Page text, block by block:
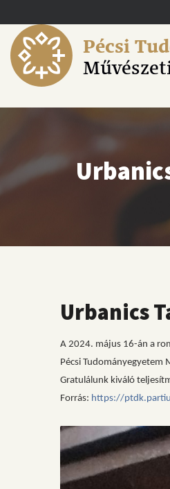
a
tartalomra
Pécsi
Urbanics
A 2024. május 16-án a
Pécsi Tudományegyetem
Gratulálunk kiváló
Forrás: https://